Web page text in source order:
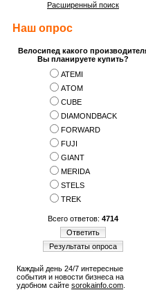
Расширенный поиск
Наш опрос
Велосипед какого
Вы планируете купить?
ATEMI
АTOM
CUBE
DIAMONDBACK
FORWARD
FUJI
GIANT
MERIDA
STELS
TREK
Всего ответов: 4714
Ответить
Результаты опроса
Каждый день 24/7 интересные
события и новости бизнеса на
удобном сайте sorokainfo.com